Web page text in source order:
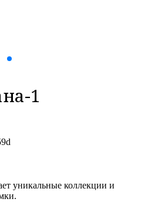
1
уникальные коллекции и